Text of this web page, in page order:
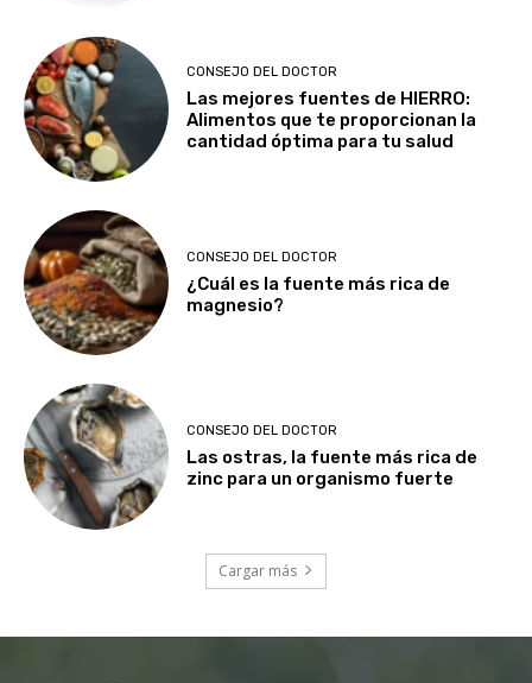
CONSEJO DEL DOCTOR
Las mejores fuentes de HIERRO:
Alimentos que te proporcionan la
cantidad óptima para tu salud
CONSEJO DEL DOCTOR
¿Cuál es la fuente más rica de
magnesio?
CONSEJO DEL DOCTOR
Las ostras, la fuente más rica de
zinc para un organismo fuerte
Cargar más